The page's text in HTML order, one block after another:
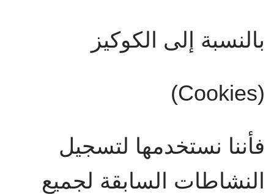
بالنسبة إلى الكوكيز
(Cookies)
فأننا نستخدمها لتسجيل
النشاطات السابقة لجميع